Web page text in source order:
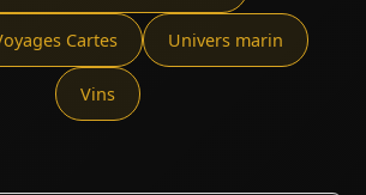
Cartes Univers marin
Vins